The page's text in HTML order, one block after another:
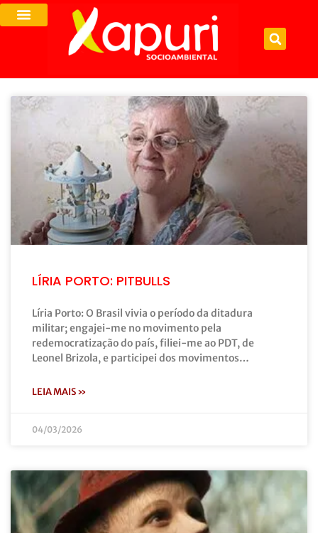
LÍRIA PORTO: PITBULLS
Líria Porto: O Brasil vivia o período da ditadura
militar; engajei-me no movimento pela
redemocratização do país, filiei-me ao PDT, de
Leonel Brizola, e participei dos movimentos…
LEIA MAIS »
04/03/2026